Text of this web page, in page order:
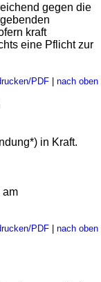
gegen die
kraft
eine Pflicht zur
PDF| nach oben
in Kraft.
am
PDF| nach oben